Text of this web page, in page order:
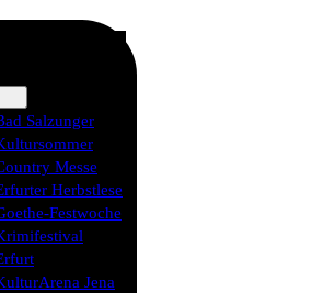
Salzunger
Messe
Herbstlese
Festwoche
Jena